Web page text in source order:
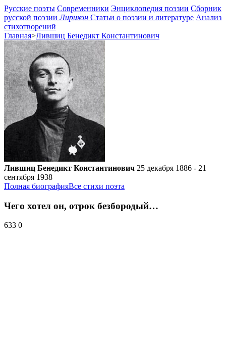
Русские поэты Современники Энциклопедия поэзии Сборник
русской поэзии Лирикон Статьи о поэзии и литературе Анализ
стихотворений
Главная>Лившиц Бенедикт Константинович
Лившиц Бенедикт Константинович 25 декабря 1886 - 21
сентября 1938
Полная биографияВсе стихи поэта
Чего хотел он, отрок безбородый…
633 0